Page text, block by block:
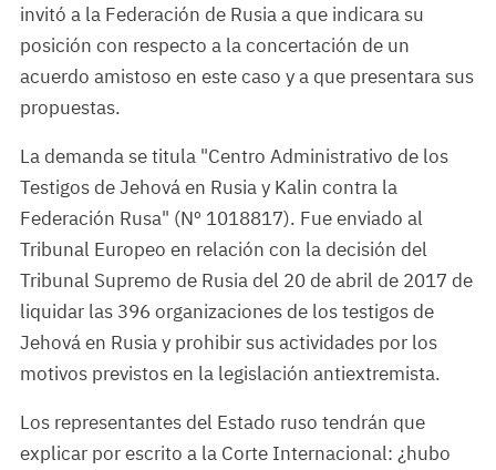
invitó a la Federación de Rusia a que indicara su
posición con respecto a la concertación de un
acuerdo amistoso en este caso y a que presentara sus
propuestas.
La demanda se titula "Centro Administrativo de los
Testigos de Jehová en Rusia y Kalin contra la
Federación Rusa" (Nº 1018817). Fue enviado al
Tribunal Europeo en relación con la decisión del
Tribunal Supremo de Rusia del 20 de abril de 2017 de
liquidar las 396 organizaciones de los testigos de
Jehová en Rusia y prohibir sus actividades por los
motivos previstos en la legislación antiextremista.
Los representantes del Estado ruso tendrán que
explicar por escrito a la Corte Internacional: ¿hubo